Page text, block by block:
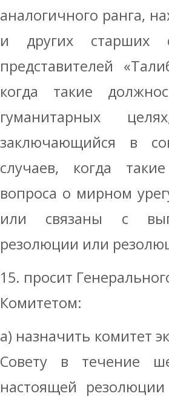
аналогичного ранга,
и других старших
представителей
когда такие
гуманитарных
заключающийся в
случаев, когда
вопроса о мирном
или связаны с
резолюции или
15. просит
Комитетом:
a) назначить комитет
Совету в течение
настоящей